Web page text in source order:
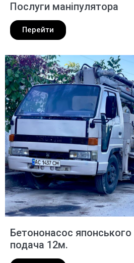
Послуги маніпулятора
Перейти
Бетононасос
подача 12м.